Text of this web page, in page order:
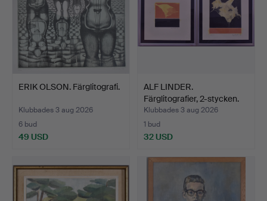
ERIK OLSON. Färglitografi.
Klubbades 3 aug 2026
6 bud
49 USD
ALF LINDER.
Färglitografier, 2-stycken.
Klubbades 3 aug 2026
1 bud
32 USD